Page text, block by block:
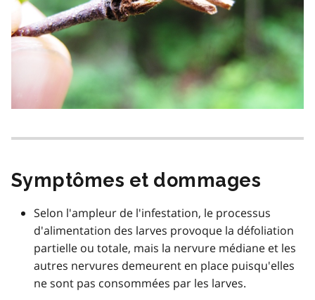
Symptômes et dommages
Selon l'ampleur de l'infestation, le processus
d'alimentation des larves provoque la défoliation
partielle ou totale, mais la nervure médiane et les
autres nervures demeurent en place puisqu'elles
ne sont pas consommées par les larves.